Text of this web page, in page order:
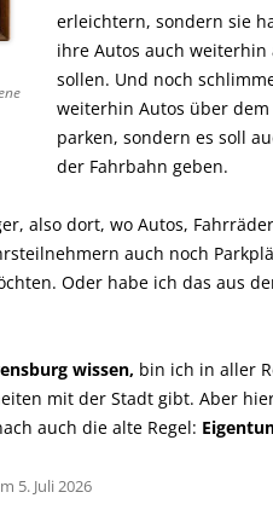
erleichtern, sondern sie
ihre Autos auch
sollen. Und noch
weiterhin Autos über
parken, sondern es soll
der Fahrbahn geben.
also dort, wo Autos,
auch noch
Oder habe ich das aus
wissen, bin ich in aller
mit der Stadt gibt. Aber
auch die alte Regel:
5. Juli 2026